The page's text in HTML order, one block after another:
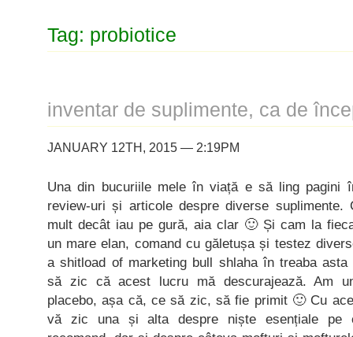
Tag: probiotice
inventar de suplimente, ca de
JANUARY 12TH, 2015 — 2:19PM
Una din bucuriile mele în viață e să ling pagini
review-uri și articole despre diverse
mult decât iau pe gură, aia clar 🙂 Și cam la
un mare elan, comand cu găletușa și testez
a shitload of marketing bull shlaha în treaba
să zic că acest lucru mă descurajează. Am
placebo, așa că, ce să zic, să fie primit 🙂 Cu
vă zic una și alta despre niște esențiale pe